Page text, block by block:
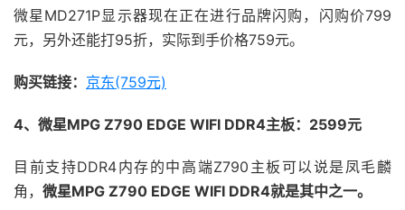
微星MD271P显示器现在正在进行品牌闪购，闪购价799
元，另外还能打95折，实际到手价格759元。
购买链接： 京东(759元)
4、微星MPG Z790 EDGE WIFI DDR4主板：2599元
目前支持DDR4内存的中高端Z790主板可以说是凤毛麟
角， 微星MPG Z790 EDGE WIFI DDR4就是其中之一。